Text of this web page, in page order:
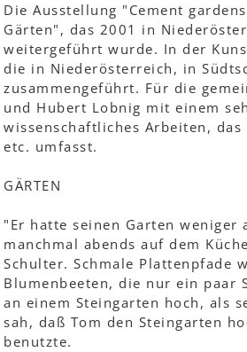
Die Ausstellung "Cement
Gärten", das 2001 in
weitergeführt wurde. In der
die in Niederösterreich, in
zusammengeführt. Für die
und Hubert Lobnig mit einem
wissenschaftliches Arbeiten,
etc. umfasst.
GÄRTEN
"Er hatte seinen Garten
manchmal abends auf dem
Schulter. Schmale Plattenpfade
Blumenbeeten, die nur ein paar
an einem Steingarten hoch, als
sah, daß Tom den Steingarten
benutzte.